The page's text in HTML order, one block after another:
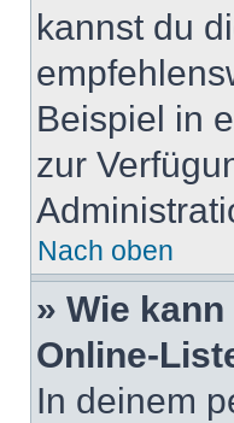
kannst du
Beispiel in
zur
Nach oben
» Wie
Online-
In deinem